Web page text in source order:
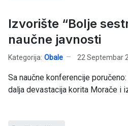
Izvorište “Bolje
naučne javnosti
Kategorija: Obale 22 Septembar
Sa naučne konferencije
dalja devastacija korita Morače i